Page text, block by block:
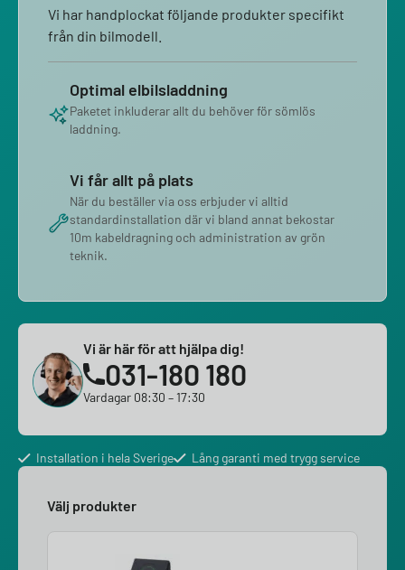
Vi har handplockat följande produkter specifikt
från din bilmodell.
Optimal elbilsladdning
Paketet inkluderar allt du behöver för sömlös
laddning.
Vi får allt på plats
När du beställer via oss erbjuder vi alltid
standardinstallation där vi bland annat bekostar
10m kabeldragning och administration av grön
teknik.
Vi är här för att hjälpa dig!
031-180 180
Vardagar 08:30 – 17:30
Installation i hela Sverige Lång garanti med trygg service
Välj produkter